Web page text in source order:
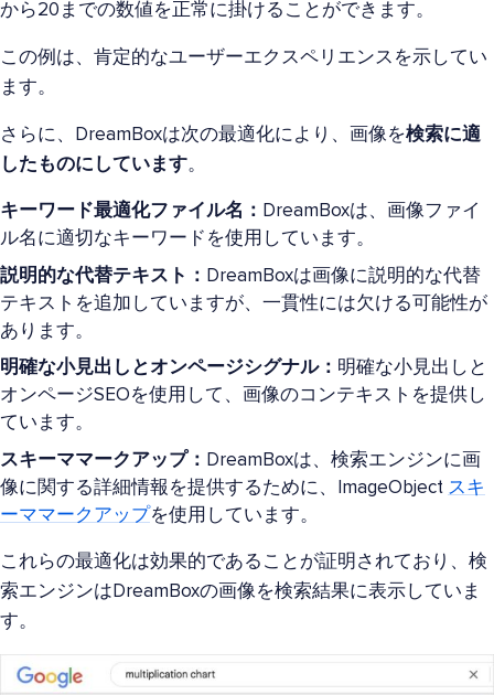
から20までの数値を正常に掛けることができます。
この例は、肯定的なユーザーエクスペリエンスを示してい
ます。
さらに、DreamBoxは次の最適化により、画像を検索に適
したものにしています。
キーワード最適化ファイル名： DreamBoxは、画像ファイ
ル名に適切なキーワードを使用しています。
説明的な代替テキスト： DreamBoxは画像に説明的な代替
テキストを追加していますが、一貫性には欠ける可能性が
あります。
明確な小見出しとオンページシグナル： 明確な小見出しと
オンページSEOを使用して、画像のコンテキストを提供し
ています。
スキーママークアップ： DreamBoxは、検索エンジンに画
像に関する詳細情報を提供するために、ImageObject スキ
ーママークアップ を使用しています。
これらの最適化は効果的であることが証明されており、検
索エンジンはDreamBoxの画像を検索結果に表示していま
す。